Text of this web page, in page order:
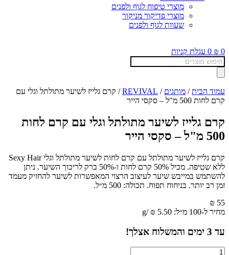
מוצרי טיפוח לגוף ולפנים
מוצרי פדיקור מניקור
שעוות לגוף ולפנים
₪ 0
0 עגלת קניות
Products
search
עמוד הבית/ מותגים /
REVIVAL/ קרם גלייז לשיער מתולתל וגלי עם
קרם לחות 500 מ"ל – סקסי הייר
קרם גלייז לשיער מתולתל וגלי עם קרם לחות
500 מ"ל – סקסי הייר
קרם גלייז לשיער מתולתל עם קרם לחות לשיער מתולתל וגלי Sexy Hair
ללא שטיפה. מכיל 50% קרם לחות ו-50% ברק לריכוך השיער. ניתן
להשתמש במייבש שיער לעיצוב הרצוי המאפשרות לשיער להחזיק מעמד
זמן רב יותר. בניחוח תפוח. תכולה: 500 מ״ל.
₪ 55
מחיר ל-100 מ״ל:
₪ 5.50
/
g
עד 3 ימים והמשלוח אצלך!
כמות